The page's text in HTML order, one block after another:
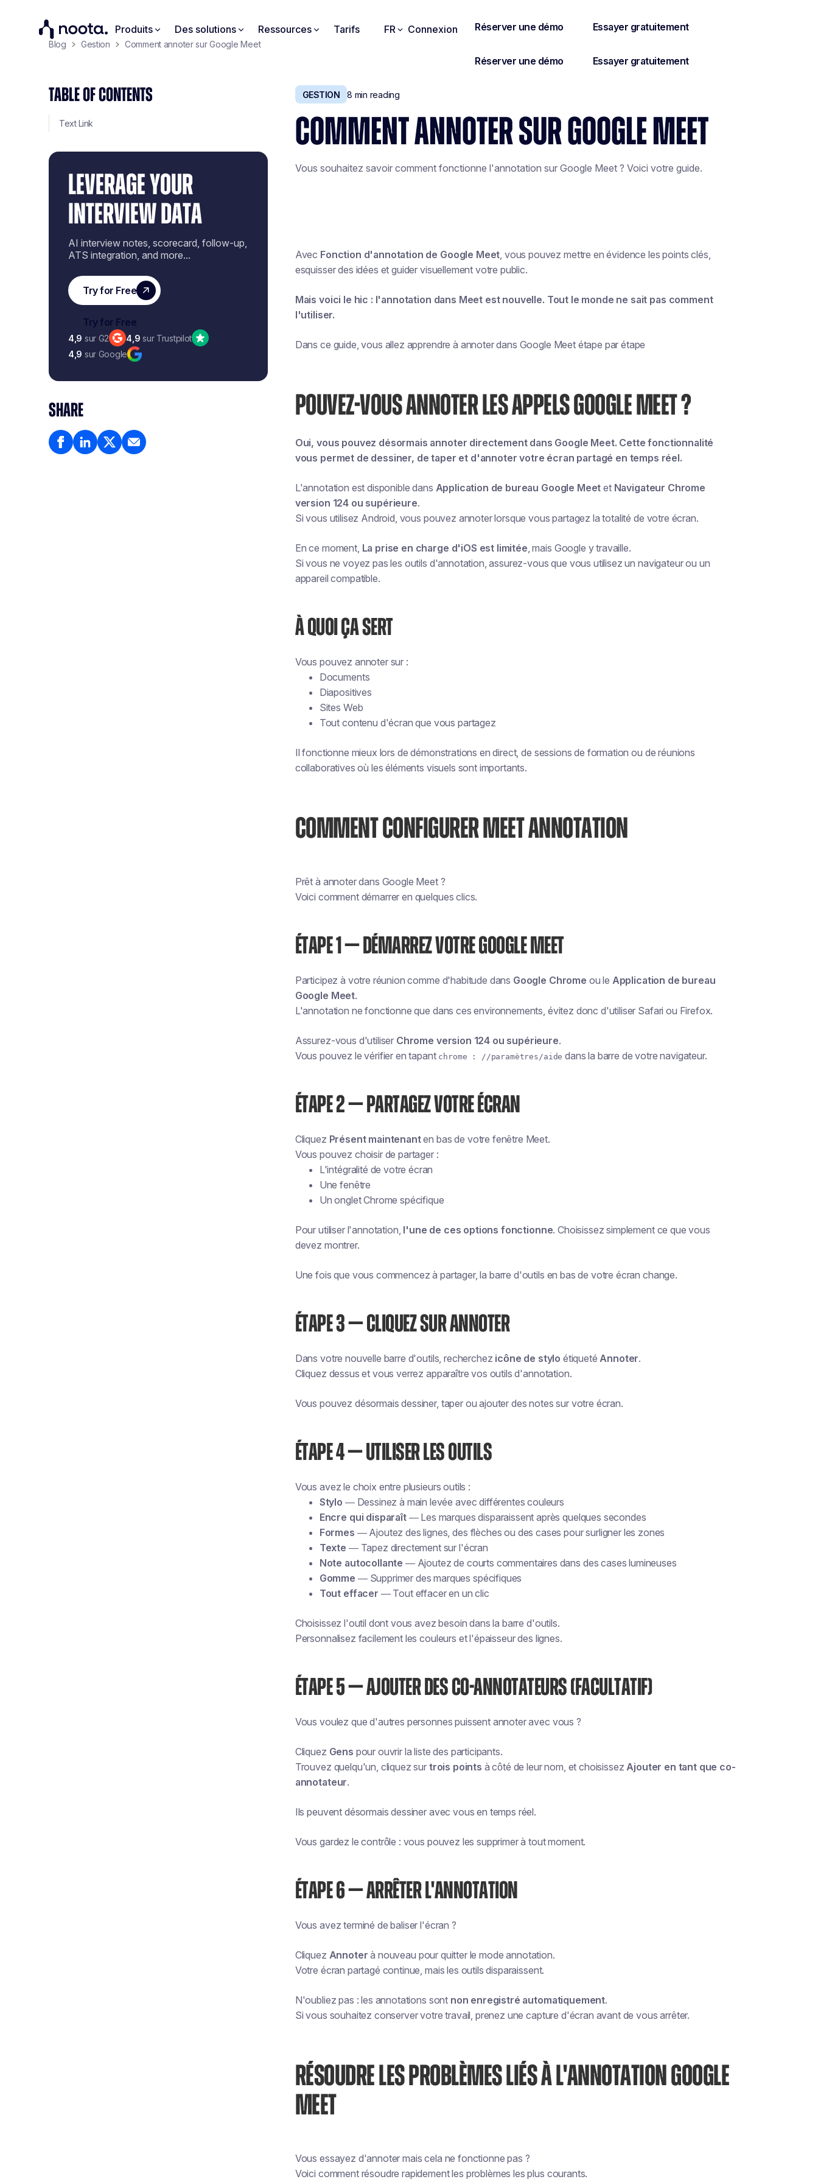
Produits Des solutions Ressources Tarifs FR Connexion
Blog Gestion Comment annoter sur Google Meet
TABLE OF CONTENTS
Text Link
LEVERAGE YOUR
INTERVIEW DATA
AI interview notes, scorecard, follow-up,
ATS integration, and more...
4,9 sur G2 4,9 sur Trustpilot
4,9 sur Google
SHARE
GESTION 8 min reading
COMMENT ANNOTER SUR GOOGLE MEET
Vous souhaitez savoir comment fonctionne l'annotation sur Google Meet ? Voici votre guide.
Avec Fonction d'annotation de Google Meet, vous pouvez mettre en évidence les points clés,
esquisser des idées et guider visuellement votre public.
Mais voici le hic : l'annotation dans Meet est nouvelle. Tout le monde ne sait pas comment
l'utiliser.
Dans ce guide, vous allez apprendre à annoter dans Google Meet étape par étape
POUVEZ-VOUS ANNOTER LES APPELS GOOGLE MEET ?
Oui, vous pouvez désormais annoter directement dans Google Meet. Cette fonctionnalité
vous permet de dessiner, de taper et d'annoter votre écran partagé en temps réel.
L'annotation est disponible dans Application de bureau Google Meet et Navigateur Chrome
version 124 ou supérieure.
Si vous utilisez Android, vous pouvez annoter lorsque vous partagez la totalité de votre écran.
En ce moment, La prise en charge d'iOS est limitée, mais Google y travaille.
Si vous ne voyez pas les outils d'annotation, assurez-vous que vous utilisez un navigateur ou un
appareil compatible.
À QUOI ÇA SERT
Vous pouvez annoter sur :
Documents
Diapositives
Sites Web
Tout contenu d'écran que vous partagez
Il fonctionne mieux lors de démonstrations en direct, de sessions de formation ou de réunions
collaboratives où les éléments visuels sont importants.
COMMENT CONFIGURER MEET ANNOTATION
Prêt à annoter dans Google Meet ?
Voici comment démarrer en quelques clics.
ÉTAPE 1 — DÉMARREZ VOTRE GOOGLE MEET
Participez à votre réunion comme d'habitude dans Google Chrome ou le Application de bureau
Google Meet.
L'annotation ne fonctionne que dans ces environnements, évitez donc d'utiliser Safari ou Firefox.
Assurez-vous d'utiliser Chrome version 124 ou supérieure.
Vous pouvez le vérifier en tapant chrome : //paramètres/aide dans la barre de votre navigateur.
ÉTAPE 2 — PARTAGEZ VOTRE ÉCRAN
Cliquez Présent maintenanten bas de votre fenêtre Meet.
Vous pouvez choisir de partager :
L'intégralité de votre écran
Une fenêtre
Un onglet Chrome spécifique
Pour utiliser l'annotation, l'une de ces options fonctionne. Choisissez simplement ce que vous
devez montrer.
Une fois que vous commencez à partager, la barre d'outils en bas de votre écran change.
ÉTAPE 3 — CLIQUEZ SUR ANNOTER
Dans votre nouvelle barre d'outils, recherchez icône de stylo étiquetéAnnoter.
Cliquez dessus et vous verrez apparaître vos outils d'annotation.
Vous pouvez désormais dessiner, taper ou ajouter des notes sur votre écran.
ÉTAPE 4 — UTILISER LES OUTILS
Vous avez le choix entre plusieurs outils :
Stylo — Dessinez à main levée avec différentes couleurs
Encre qui disparaît— Les marques disparaissent après quelques secondes
Formes — Ajoutez des lignes, des flèches ou des cases pour surligner les zones
Texte — Tapez directement sur l'écran
Note autocollante — Ajoutez de courts commentaires dans des cases lumineuses
Gomme — Supprimer des marques spécifiques
Tout effacer — Tout effacer en un clic
Choisissez l'outil dont vous avez besoin dans la barre d'outils.
Personnalisez facilement les couleurs et l'épaisseur des lignes.
ÉTAPE 5 — AJOUTER DES CO-ANNOTATEURS (FACULTATIF)
Vous voulez que d'autres personnes puissent annoter avec vous ?
Cliquez Gens pour ouvrir la liste des participants.
Trouvez quelqu'un, cliquez sur trois points à côté de leur nom, et choisissezAjouter en tant que co-
annotateur.
Ils peuvent désormais dessiner avec vous en temps réel.
Vous gardez le contrôle : vous pouvez les supprimer à tout moment.
ÉTAPE 6 — ARRÊTER L'ANNOTATION
Vous avez terminé de baliser l'écran ?
Cliquez Annoter à nouveau pour quitter le mode annotation.
Votre écran partagé continue, mais les outils disparaissent.
N'oubliez pas : les annotations sont non enregistré automatiquement.
Si vous souhaitez conserver votre travail, prenez une capture d'écran avant de vous arrêter.
RÉSOUDRE LES PROBLÈMES LIÉS À L'ANNOTATION GOOGLE
MEET
Vous essayez d'annoter mais cela ne fonctionne pas ?
Voici comment résoudre rapidement les problèmes les plus courants.